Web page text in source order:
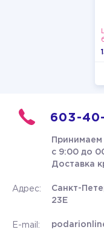
603-
Принимаем
с 9:00 до
Доставка
Адрес:
Санкт-
23Е
E-mail: